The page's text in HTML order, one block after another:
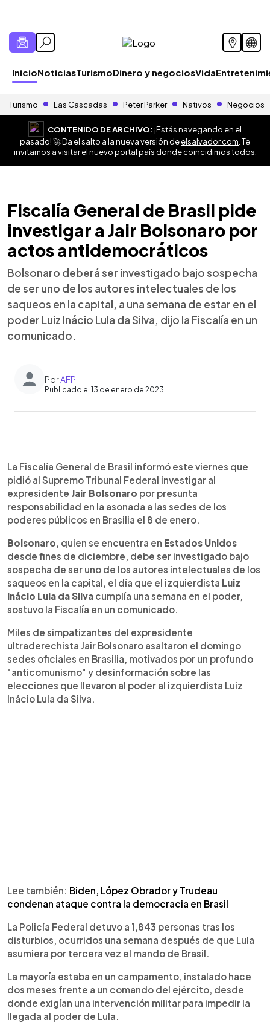
InicioNoticiasTurismoDinero y negociosVida
Turismo Las Cascadas Peter Parker Nativos Negocios
CONTENIDO DE ARCHIVO:¡Estás navegando en el
pasado! 🚀 Da el salto a la nueva versión deelsalvador.com . Te
invitamos a visitar el nuevo portal país donde coincidimos todos.
Fiscalía General de Brasil pide
investigar a Jair Bolsonaro por
actos antidemocráticos
Bolsonaro deberá ser investigado bajo sospecha
de ser uno de los autores intelectuales de los
saqueos en la capital, a una semana de estar en el
poder Luiz Inácio Lula da Silva, dijo la Fiscalía en un
comunicado.
PorAFP
Publicado el 13 de enero de 2023
► Escuchar artículo
La Fiscalía General de Brasil informó este viernes que
pidió al Supremo Tribunal Federal investigar al
expresidente Jair Bolsonaro por presunta
responsabilidad en la asonada a las sedes de los
poderes públicos en Brasilia el 8 de enero.
Bolsonaro, quien se encuentra en Estados Unidos
desde fines de diciembre, debe ser investigado bajo
sospecha de ser uno de los autores intelectuales de los
saqueos en la capital, el día que el izquierdista Luiz
Inácio Lula da Silva cumplía una semana en el poder,
sostuvo la Fiscalía en un comunicado.
Miles de simpatizantes del expresidente
ultraderechista Jair Bolsonaro asaltaron el domingo
sedes oficiales en Brasilia, motivados por un profundo
"anticomunismo" y desinformación sobre las
elecciones que llevaron al poder al izquierdista Luiz
Inácio Lula da Silva.
Lee también: Biden, López Obrador y Trudeau
condenan ataque contra la democracia en Brasil
La Policía Federal detuvo a 1,843 personas tras los
disturbios, ocurridos una semana después de que Lula
asumiera por tercera vez el mando de Brasil.
La mayoría estaba en un campamento, instalado hace
dos meses frente a un comando del ejército, desde
donde exigían una intervención militar para impedir la
llegada al poder de Lula.